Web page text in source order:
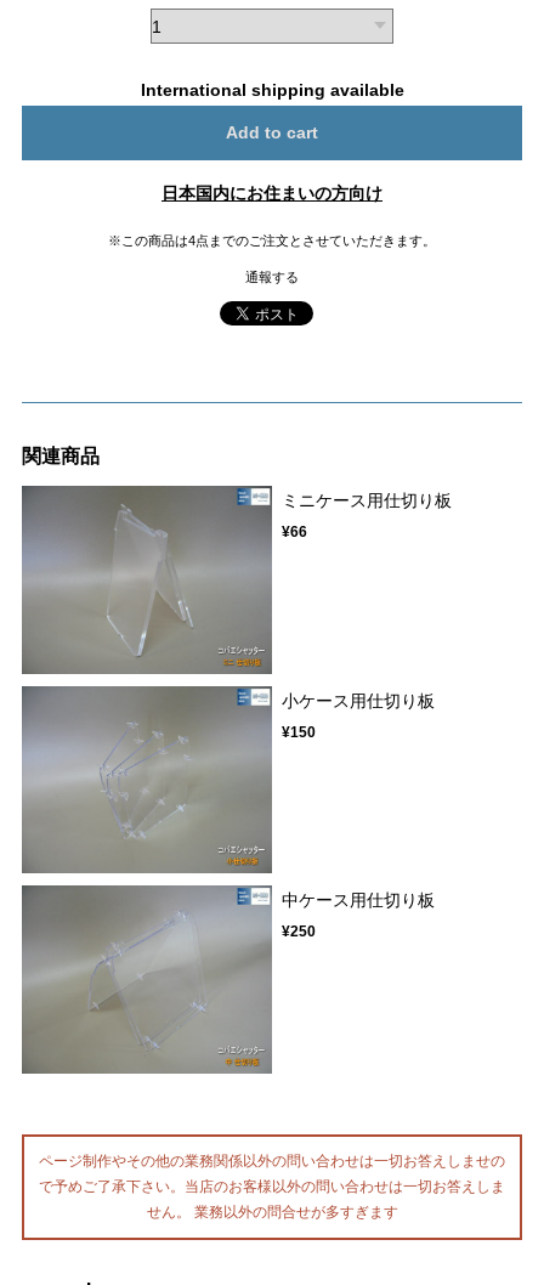
International shipping available
Add to cart
日本国内にお住まいの方向け
※この商品は4点までのご注文とさせていただきます。
通報する
関連商品
ミニケース用仕切り板
¥66
小ケース用仕切り板
¥150
中ケース用仕切り板
¥250
ページ制作やその他の業務関係以外の問い合わせは一切お答えしませの
で予めご了承下さい。当店のお客様以外の問い合わせは一切お答えしま
せん。 業務以外の問合せが多すぎます